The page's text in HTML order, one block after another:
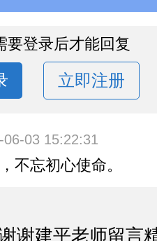
要登录后才能回复
立即注册
06-03 15:22:31
不忘初心使命。
谢建平老师留言